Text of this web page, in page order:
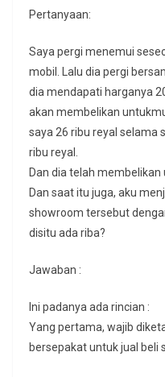
Pertanyaan:
Saya pergi menemui
mobil. Lalu dia pergi
dia mendapati harganya
akan membelikan
saya 26 ribu reyal selama
ribu reyal.
Dan dia telah
Dan saat itu juga, aku
showroom tersebut
disitu ada riba?
Jawaban :
Ini padanya ada rincian :
Yang pertama, wajib
bersepakat untuk jual beli